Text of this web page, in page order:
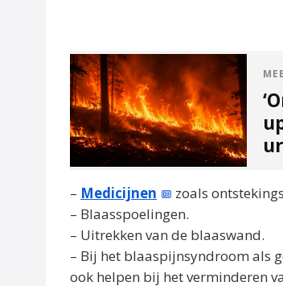
– Medicijnen
zoals
– Blaasspoelingen.
– Uitrekken van de blaaswand.
– Bij het blaaspijnsyndroom als
ook helpen bij het verminderen